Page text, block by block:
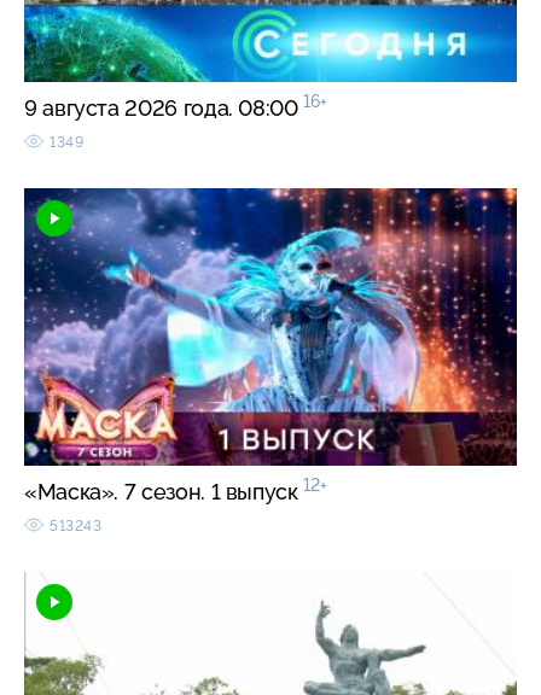
9 августа 2026 года. 08:00 16+
1349
«Маска». 7 сезон. 1 выпуск 12+
513243